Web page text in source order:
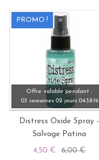
PROMO !
Offre valable pendant :
03 semaines 02 jours 04:38:19
Distress Oxide Spray -
Salvage Patina
4,50 € 6,00 €